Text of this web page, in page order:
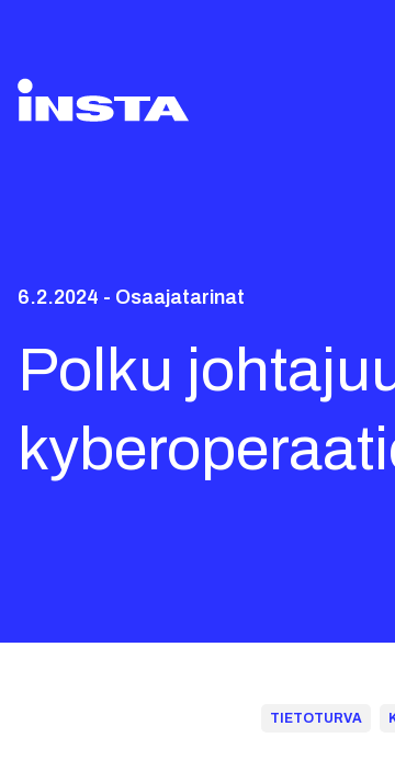
6.2.2024 - Osaajatarinat
Polku
TIETOTURVA